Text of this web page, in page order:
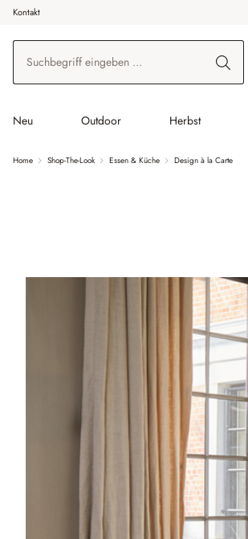
Hauptinhalt springen
Zur Suche springen
Zur Hauptnavigation springen
Kontakt
Neu Outdoor Herbst
Home Shop-The-Look Essen & Küche Design à la Carte